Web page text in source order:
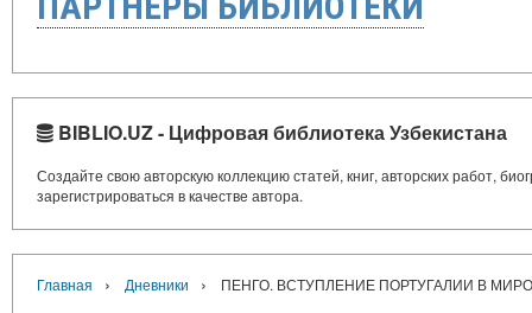
BIBLIO.UZ - Цифровая библиотека Узбекистана
Создайте свою авторскую коллекцию статей, книг, авторских работ,
зарегистрироваться в качестве автора.
Главная › Дневники › ПЕНГО. ВСТУПЛЕНИЕ ПОРТУГАЛИИ В